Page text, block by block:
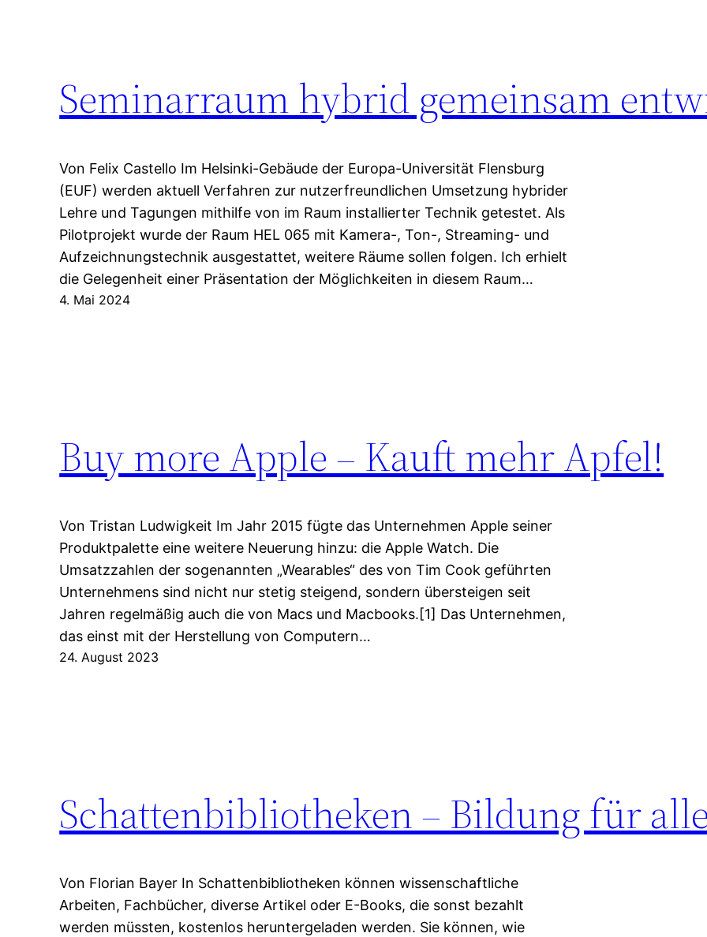
Seminarraum hybrid gemeinsam
Von Felix Castello Im Helsinki-Gebäude der Europa-Universität Flensburg
(EUF) werden aktuell Verfahren zur nutzerfreundlichen Umsetzung hybrider
Lehre und Tagungen mithilfe von im Raum installierter Technik getestet. Als
Pilotprojekt wurde der Raum HEL 065 mit Kamera-, Ton-, Streaming- und
Aufzeichnungstechnik ausgestattet, weitere Räume sollen folgen. Ich erhielt
die Gelegenheit einer Präsentation der Möglichkeiten in diesem Raum…
4. Mai 2024
Buy more Apple – Kauft mehr Apfel!
Von Tristan Ludwigkeit Im Jahr 2015 fügte das Unternehmen Apple seiner
Produktpalette eine weitere Neuerung hinzu: die Apple Watch. Die
Umsatzzahlen der sogenannten „Wearables“ des von Tim Cook geführten
Unternehmens sind nicht nur stetig steigend, sondern übersteigen seit
Jahren regelmäßig auch die von Macs und Macbooks.[1] Das Unternehmen,
das einst mit der Herstellung von Computern…
24. August 2023
Schattenbibliotheken – Bildung für
Von Florian Bayer In Schattenbibliotheken können wissenschaftliche
Arbeiten, Fachbücher, diverse Artikel oder E-Books, die sonst bezahlt
werden müssten, kostenlos heruntergeladen werden. Sie können, wie